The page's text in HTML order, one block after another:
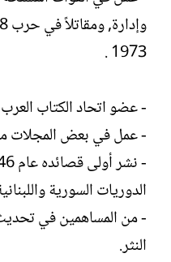
1973 .
- عضو اتحاد الكتاب
- عمل في بعض المجلات
الدوريات السورية
- من المساهمين في
النثر.